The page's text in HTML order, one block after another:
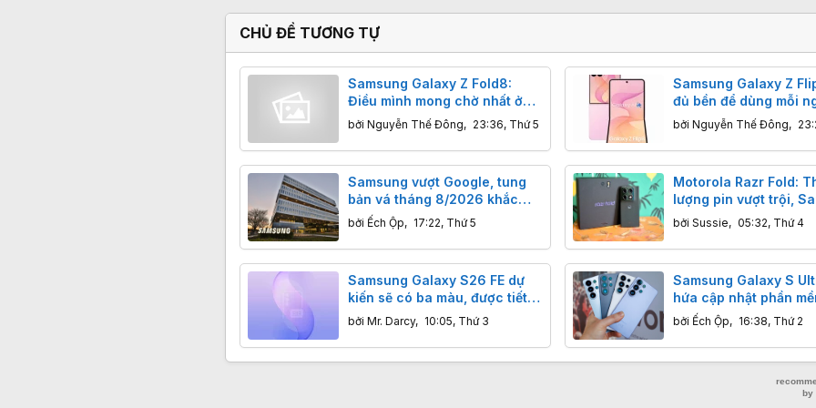
CHỦ ĐỀ TƯƠNG TỰ
Samsung Galaxy Z Fold8:
Điều mình mong chờ nhất ở
camera không phải độ phân
bởi Nguyễn Thế Đông, 23:36, Thứ 5
Samsung Galaxy Z
đủ bền để dùng mỗi
bởi Nguyễn Thế Đông,
Samsung vượt Google, tung
bản vá tháng 8/2026 khắc
phục 56 lỗ hổng bảo mật trên
Galaxy.
bởi Ếch Ộp, 17:22, Thứ 5
Motorola Razr Fold:
lượng pin vượt trội,
Galaxy Z Fold7 phải dè
bởi Sussie, 05:32, Thứ 4
Samsung Galaxy S26 FE dự
kiến sẽ có ba màu, được tiết
lộ qua hình nền?
bởi Mr. Darcy, 10:05, Thứ 3
Samsung Galaxy S
hứa cập nhật phần
dụng cho cả điện thoại
bởi Ếch Ộp, 16:38, Thứ 2